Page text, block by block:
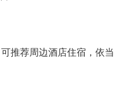
推荐周边酒店住宿，依当